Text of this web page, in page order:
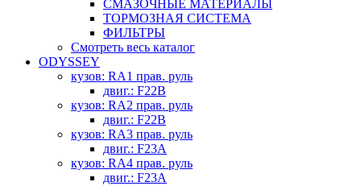
СМАЗОЧНЫЕ МАТЕРИАЛЫ
ТОРМОЗНАЯ СИСТЕМА
ФИЛЬТРЫ
Смотреть весь каталог
ODYSSEY
кузов: RA1 прав. руль
двиг.: F22B
кузов: RA2 прав. руль
двиг.: F22B
кузов: RA3 прав. руль
двиг.: F23A
кузов: RA4 прав. руль
двиг.: F23A